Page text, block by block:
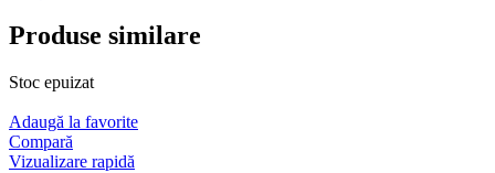
Produse similare
Stoc epuizat
Adaugă la favorite
Compară
Vizualizare rapidă